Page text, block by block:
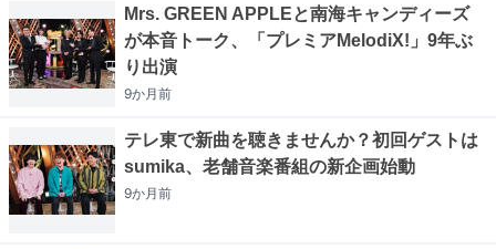
Mrs. GREEN APPLEと南海キャンディーズ
が本音トーク、「プレミアMelodiX!」9年ぶ
り出演
9か月前
テレ東で新曲を聴きませんか？初回ゲストは
sumika、老舗音楽番組の新企画始動
9か月前